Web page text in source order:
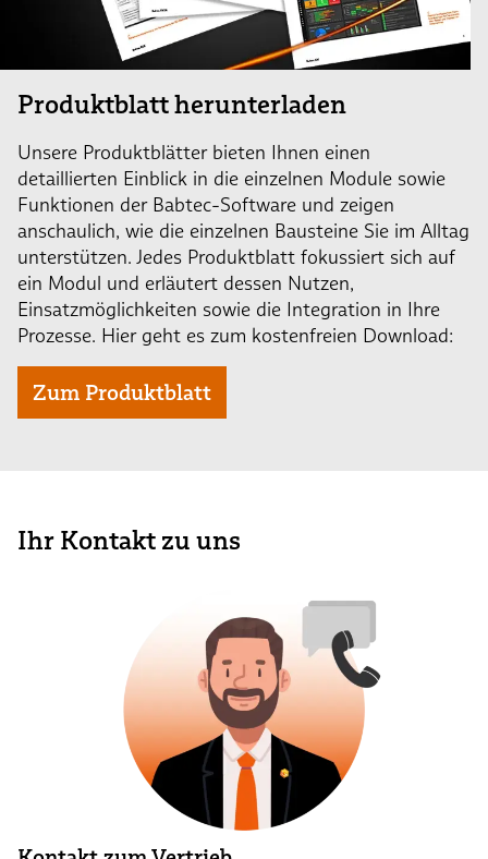
Produktblatt herunterladen
Unsere Produktblätter bieten Ihnen einen
detaillierten Einblick in die einzelnen Module sowie
Funktionen der Babtec-Software und zeigen
anschaulich, wie die einzelnen Bausteine Sie im Alltag
unterstützen. Jedes Produktblatt fokussiert sich auf
ein Modul und erläutert dessen Nutzen,
Einsatzmöglichkeiten sowie die Integration in Ihre
Prozesse. Hier geht es zum kostenfreien Download:
Zum Produktblatt
Ihr Kontakt zu uns